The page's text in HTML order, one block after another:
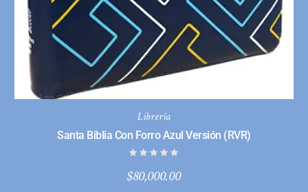
Librería
Santa Biblia Con Forro Azul Versión (RVR)
$80,000.00